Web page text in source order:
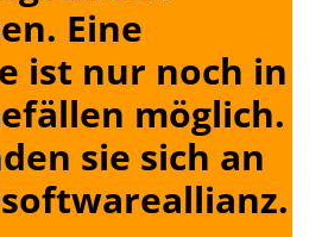
Eine
ist nur noch in
möglich.
sie sich an